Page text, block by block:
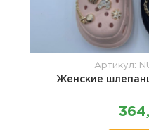
Артикул:
Женские